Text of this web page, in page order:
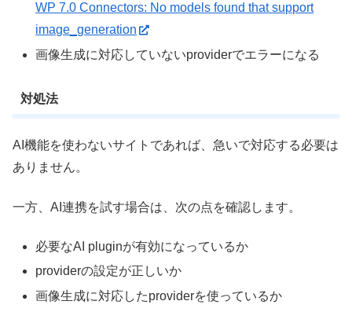
WP 7.0 Connectors: No models found that support
image_generation
画像生成に対応していないproviderでエラーになる
対処法
AI機能を使わないサイトであれば、急いで対応する必要は
ありません。
一方、AI連携を試す場合は、次の点を確認します。
必要なAI pluginが有効になっているか
providerの設定が正しいか
画像生成に対応したproviderを使っているか